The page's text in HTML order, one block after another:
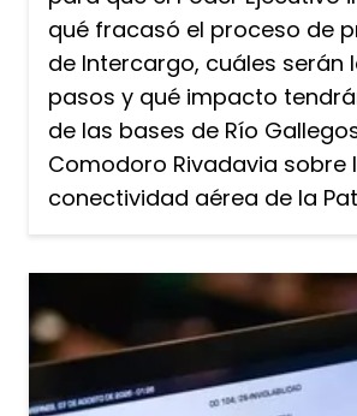
qué fracasó el proceso de
de Intercargo, cuáles serán
pasos y qué impacto
de las bases de Río
Comodoro Rivadavia sobre
conectividad aérea de la